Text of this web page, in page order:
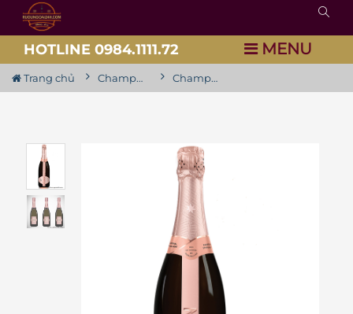
HOTLINE 0984.1111.72 MENU
Trang chủ Champagne / Vang Nổ Champagne Chandon Sparkling Rose ( Có Xuất VAT )